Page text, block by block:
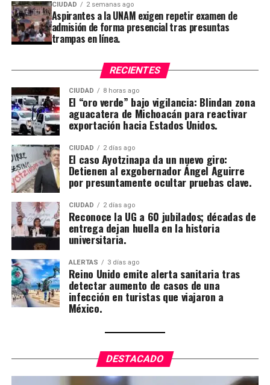
CIUDAD 2 semanas ago
Aspirantes a la UNAM exigen repetir examen de
admisión de forma presencial tras presuntas
trampas en línea.
RECIENTES
CIUDAD 8 horas ago
El “oro verde” bajo vigilancia: Blindan zona
aguacatera de Michoacán para reactivar
exportación hacia Estados Unidos.
CIUDAD 2 días ago
El caso Ayotzinapa da un nuevo giro:
Detienen al exgobernador Ángel Aguirre
por presuntamente ocultar pruebas clave.
CIUDAD 2 días ago
Reconoce la UG a 60 jubilados; décadas de
entrega dejan huella en la historia
universitaria.
ALERTAS 3 días ago
Reino Unido emite alerta sanitaria tras
detectar aumento de casos de una
infección en turistas que viajaron a
México.
DESTACADO